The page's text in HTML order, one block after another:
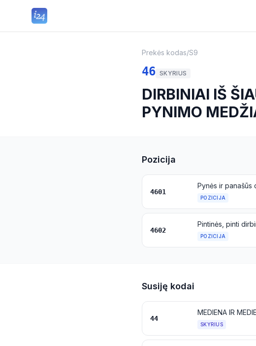
Prekės kodas/S9
46 SKYRIUS
DIRBINIAI IŠ
PYNIMO
Pozicija
4601
POZICIJA
4602
POZICIJA
Susiję kodai
44
MEDIENA IR
SKYRIUS